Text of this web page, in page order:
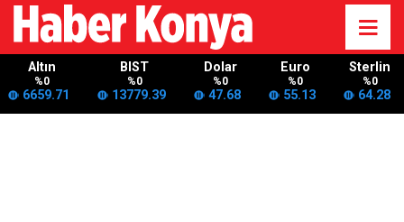
Altın
%0
6659.71
BIST
%0
13779.39
Dolar
%0
47.68
Euro
%0
55.13
Sterlin
%0
64.28